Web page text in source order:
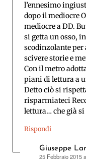
l’ennesimo
dopo il mediocre
mediocre a DD.
si getta un osso,
scodinzolante
scivere storie e
Con il metro
piani di lettura a
Detto ciò si
risparmiateci
lettura… che già si
Rispondi
Giuseppe
ha
25 Febbraio 2015